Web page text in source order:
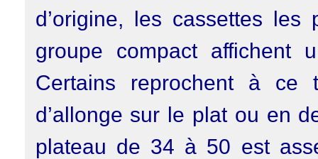
d’origine, les cassettes
groupe compact affichent
Certains reprochent à ce
d’allonge sur le plat ou en
plateau de 34 à 50 est